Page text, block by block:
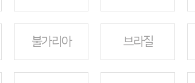
불가리아 브라질